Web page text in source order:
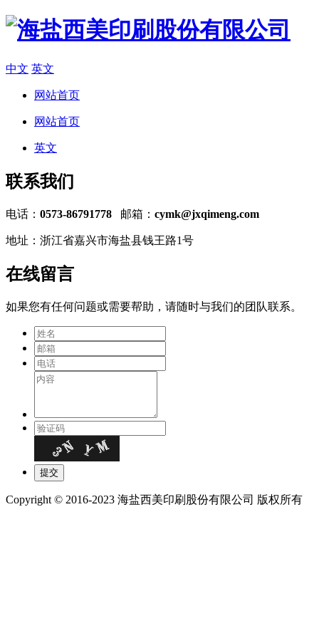
中文 英文
网站首页
网站首页
英文
联系我们
电话： 0573-86791778 邮箱： cymk@jxqimeng.com
地址：浙江省嘉兴市海盐县钱王路1号
在线留言
如果您有任何问题或需要帮助，请随时与我们的团队联系。
Copyright © 2016-2023 海盐西美印刷股份有限公司 版权所有